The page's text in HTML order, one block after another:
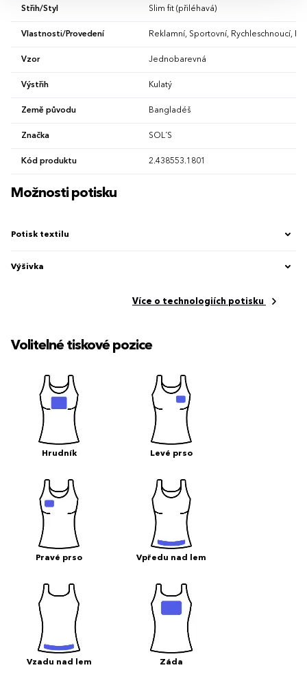
Střih/Styl Slim fit (přiléhavá)
Vlastnosti/Provedení Reklamní, Sportovní, Rychleschnoucí,
Vzor Jednobarevná
Výstřih Kulatý
Země původu Bangladéš
Značka SOL´S
Kód produktu 2.438553.1801
Možnosti potisku
Potisk textilu
Výšivka
Více o technologiích potisku
Volitelné tiskové pozice
Hrudník Levé prso
Pravé prso Vpředu nad lem
Vzadu nad lem Záda